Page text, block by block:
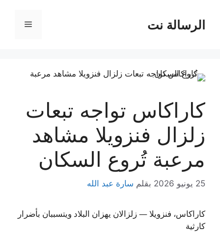
المحتوىالرسالة نت القائمة
كاراكاس تواجه تبعات
زلزال فنزويلا مشاهد
مرعبة تُروع السكان
25 يونيو 2026 بقلم سارة عبد الله
كاراكاس، فنزويلا — زلزالان يهزان البلاد ويتسببان بأضرار
كارثية